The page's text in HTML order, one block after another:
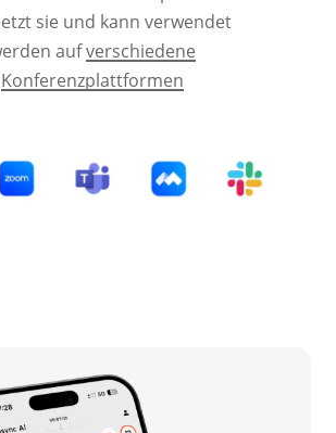
sie und kann verwendet
aufverschiedene
Konferenzplattformen